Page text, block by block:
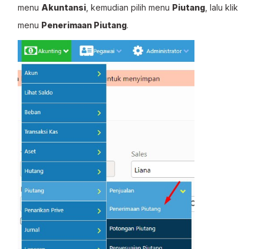
menu Akuntansi , kemudian pilih menu Piutang , lalu klik
menu Penerimaan Piutang.